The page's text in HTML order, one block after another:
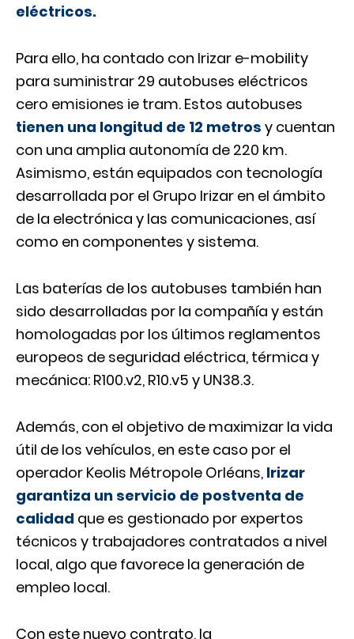
eléctricos.
Para ello, ha contado con Irizar e-mobility
para suministrar 29 autobuses eléctricos
cero emisiones ie tram. Estos autobuses
tienen una longitud de 12 metros y cuentan
con una amplia autonomía de 220 km.
Asimismo, están equipados con tecnología
desarrollada por el Grupo Irizar en el ámbito
de la electrónica y las comunicaciones, así
como en componentes y sistema.
Las baterías de los autobuses también han
sido desarrolladas por la compañía y están
homologadas por los últimos reglamentos
europeos de seguridad eléctrica, térmica y
mecánica: R100.v2, R10.v5 y UN38.3.
Además, con el objetivo de maximizar la vida
útil de los vehículos, en este caso por el
operador Keolis Métropole Orléans, Irizar
garantiza un servicio de postventa de
calidad que es gestionado por expertos
técnicos y trabajadores contratados a nivel
local, algo que favorece la generación de
empleo local.
Con este nuevo contrato, la